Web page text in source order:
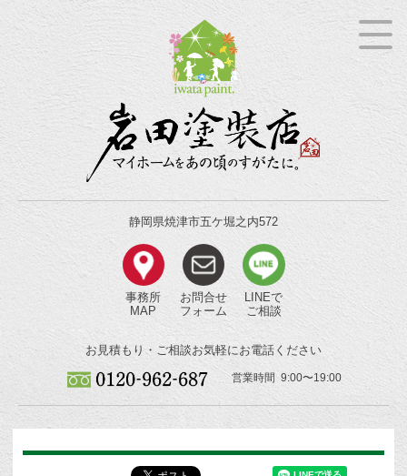
静岡県焼津市五ケ堀之内572
事務所
MAP
お問合せ
フォーム
LINEで
ご相談
お見積もり・ご相談お気軽にお電話ください
営業時間 9:00〜19:00